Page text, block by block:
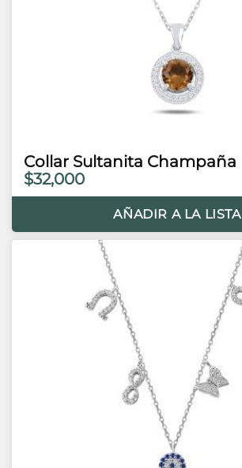
Collar Sultanita Champaña
$32,000
AÑADIR A LA LISTA